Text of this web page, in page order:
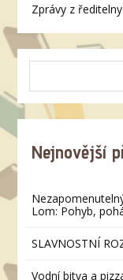
Zprávy z ředitelny
Nejnovější
Lom: Pohyb,
SLAVNOSTNÍ
Vodní bitva a